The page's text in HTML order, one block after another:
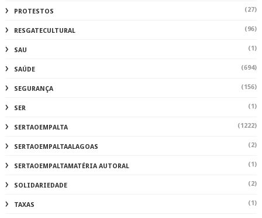
PROTESTOS (27)
RESGATECULTURAL (96)
SAU (1)
SAÚDE (694)
SEGURANÇA (156)
SER (1)
SERTAOEMPALTA (1222)
SERTAOEMPALTAALAGOAS (2)
SERTAOEMPALTAMATÉRIA AUTORAL (1)
SOLIDARIEDADE (2)
TAXAS (1)